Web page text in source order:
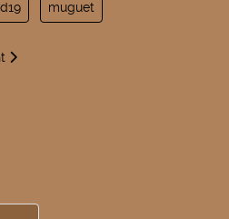
muguet
des collectes des ordures
: Masques